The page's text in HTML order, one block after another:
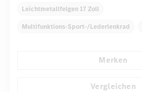
Leichtmetallfelgen 17 Zoll
Multifunktions-Sport-/Lederlenkrad
Navigationssystem
Merken
Vergleichen